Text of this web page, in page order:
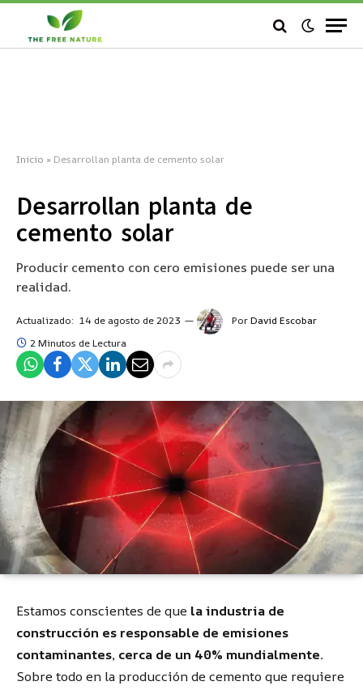
Inicio » Desarrollan planta de cemento solar
Desarrollan planta de
cemento solar
Producir cemento con cero emisiones puede ser una
realidad.
Actualizado: 14 de agosto de 2023 PorDavid Escobar
2 Minutos de Lectura
Estamos conscientes de que la industria de
construcción es responsable de emisiones
contaminantes, cerca de un 40% mundialmente.
Sobre todo en la producción de cemento que requiere